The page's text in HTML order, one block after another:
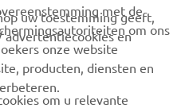
met de
om ons
onze website
producten, diensten en
uw toestemming geeft,
advertentiecookies en
om u relevante